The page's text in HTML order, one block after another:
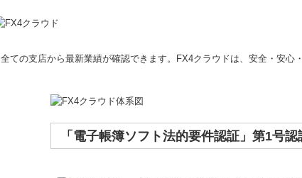
全ての支店から最新業績が確認できます。FX4クラウドは、安全・安心
「電子帳簿ソフト法的要件認証」第1号認